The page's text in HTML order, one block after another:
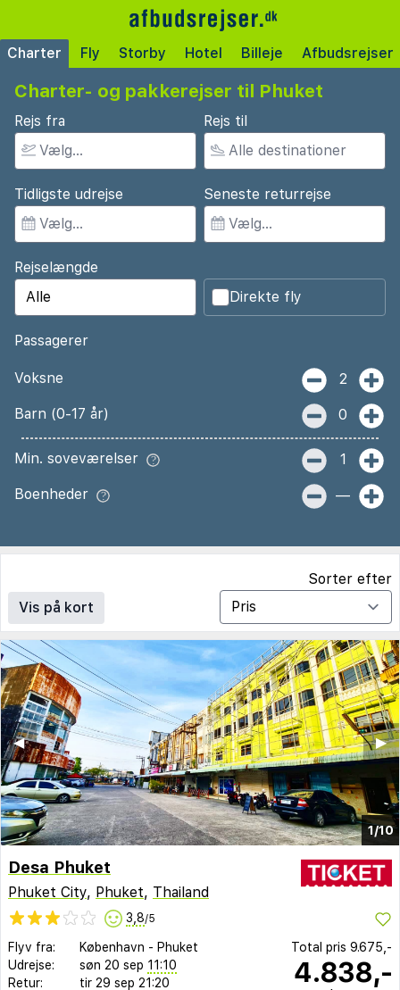
Charter Fly Storby Hotel Billeje Afbudsrejser
Charter- og pakkerejser til Phuket
Rejs fra Rejs til
Tidligste udrejse Seneste returrejse
Rejselængde
Direkte fly
Passagerer
Voksne 2
Barn (0-17 år) 0
Min. soveværelser 1
Boenheder —
Vis på kort
Sorter efter
1/10
▶︎
◀︎
Desa Phuket
Phuket City, Phuket, Thailand
3,8/5
Flyv fra: København - Phuket
Udrejse:
søn 20 sep 11:10
Retur:
tir 29 sep 21:20
Total pris 9.675,-
4.838,-